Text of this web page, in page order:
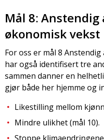
Her kan du lese ITUC
Norges oppfølging av
fagbevegelsen.
2021
Les rapporten her.
Mål 8: Anstendig
økonomisk vekst
For oss er mål 8
har også identifisert tre
sammen danner en
gjør både her hjemme og
Likestilling mellom
Mindre ulikhet (mål 10).